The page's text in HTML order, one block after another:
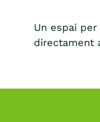
Un espai
directament